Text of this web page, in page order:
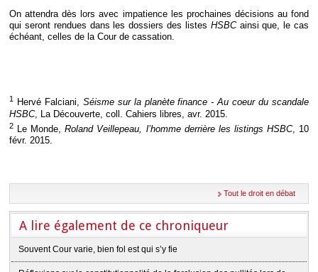
On attendra dès lors avec impatience les prochaines décisions au fond
qui seront rendues dans les dossiers des listes HSBCainsi que, le cas
échéant, celles de la Cour de cassation.
1 Hervé Falciani, Séisme sur la planète finance - Au coeur du scandale
HSBC, La Découverte, coll. Cahiers libres, avr. 2015.
2 Le Monde,Roland Veillepeau, l’homme derrière les listings HSBC, 10
févr. 2015.
Tout le droit en débat
A lire également de ce chroniqueur
Souvent Cour varie, bien fol est qui s’y fie